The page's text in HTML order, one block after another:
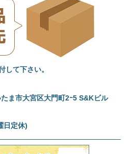
して下さい。
ま市大宮区大門町2ｰ5 S&Kビル
日定休)